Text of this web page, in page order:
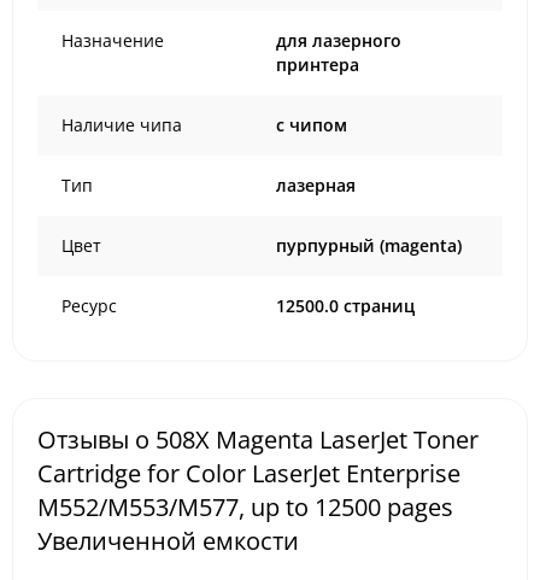
Назначение
для лазерного
принтера
Наличие чипа с чипом
Тип лазерная
Цвет пурпурный (magenta)
Ресурс 12500.0 страниц
Отзывы о 508X Magenta LaserJet Toner
Cartridge for Color LaserJet Enterprise
M552/M553/M577, up to 12500 pages
Увеличенной емкости